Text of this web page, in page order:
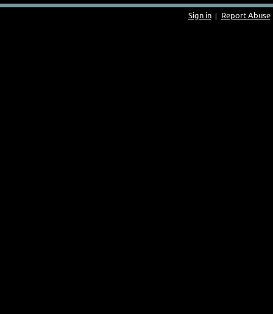
Sign in | Report Abuse